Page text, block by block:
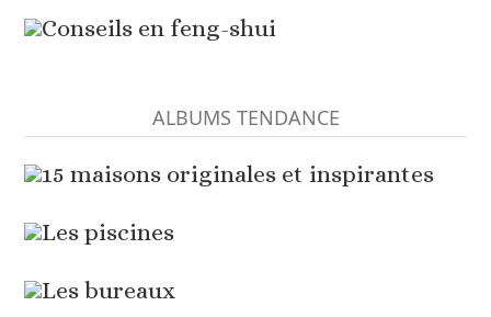
Conseils en feng-shui
ALBUMS TENDANCE
15 maisons originales et inspirantes
Les piscines
Les bureaux